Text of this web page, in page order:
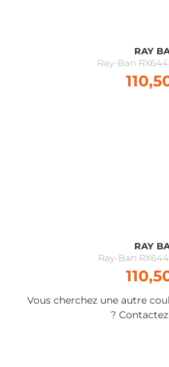
RAY
Ray-Ban
RAY
Ray-Ban
Vous cherchez une autre
?